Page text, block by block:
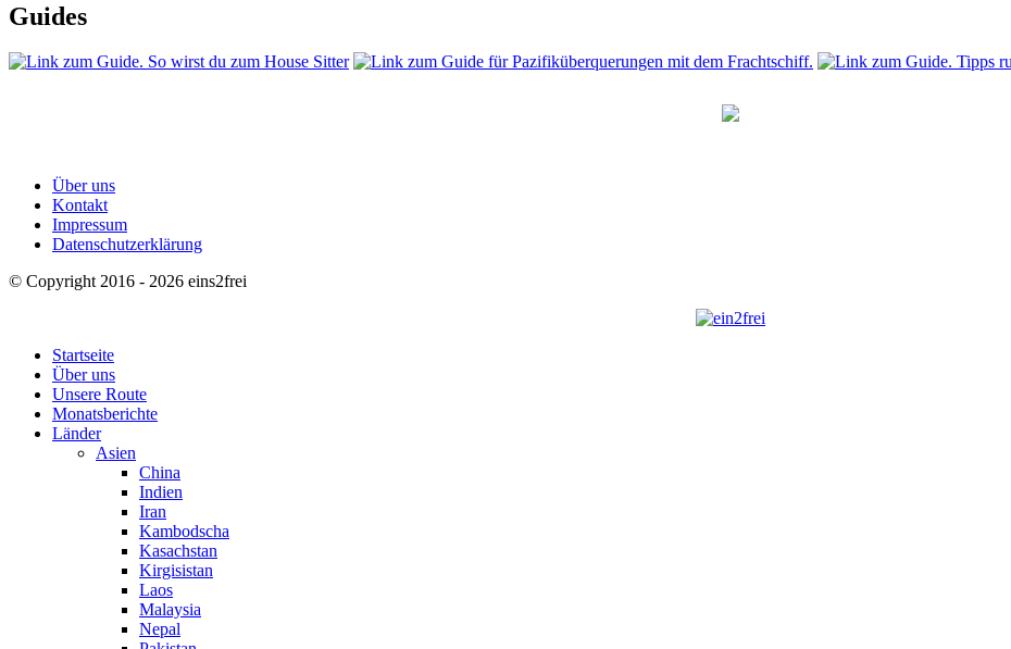
Guides
Über uns
Kontakt
Impressum
Datenschutzerklärung
© Copyright 2016 - 2026 eins2frei
Startseite
Über uns
Unsere Route
Monatsberichte
Länder
Asien
China
Indien
Iran
Kambodscha
Kasachstan
Kirgisistan
Laos
Malaysia
Nepal